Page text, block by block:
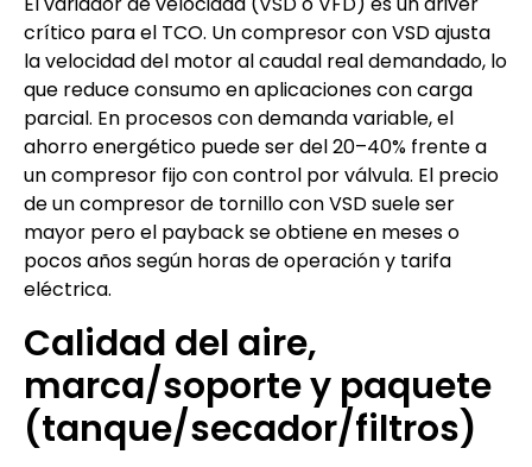
crítico para el TCO. Un compresor con VSD ajusta
la velocidad del motor al caudal real demandado, lo
que reduce consumo en aplicaciones con carga
parcial. En procesos con demanda variable, el
ahorro energético puede ser del 20–40% frente a
un compresor fijo con control por válvula. El precio
de un compresor de tornillo con VSD suele ser
mayor pero el payback se obtiene en meses o
pocos años según horas de operación y tarifa
eléctrica.
Calidad del aire,
marca/soporte y paquete
(tanque/secador/filtros)